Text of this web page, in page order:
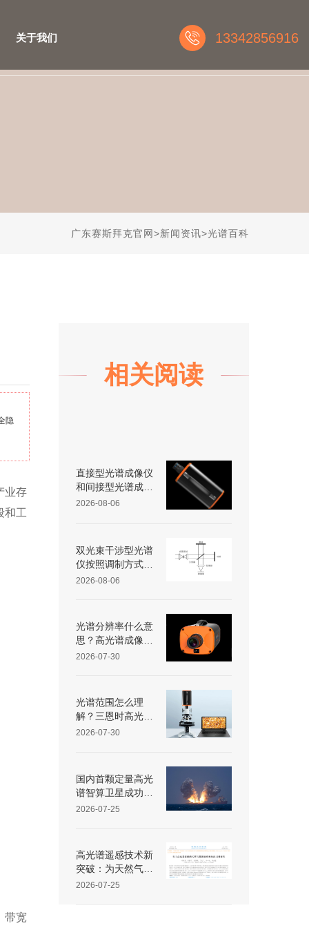
关于我们 13342856916
广东赛斯拜克官网>新闻资讯>光谱百科
隐
业存
和工
带宽
相关阅读
直接型光谱成像仪
和间接型光谱成像
仪区别
2026-08-06
双光束干涉型光谱
仪按照调制方式不
同可分为哪些类
2026-08-06
光谱分辨率什么意
思？高光谱成像仪
光谱分辨率范围多
2026-07-30
光谱范围怎么理
解？三恩时高光谱
成像仪光谱范围是
2026-07-30
国内首颗定量高光
谱智算卫星成功入
轨
2026-07-25
高光谱遥感技术新
突破：为天然气管
道“微泄露”戴上“光
2026-07-25